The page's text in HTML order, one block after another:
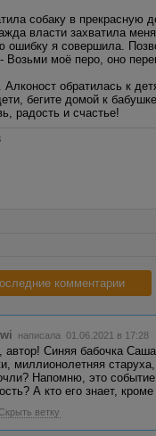
собаку в прекрасную
власти захватила
ошибку я совершила.
Возьми моё перо, оно
Алконост обратилась к
бегите домой к
радость и счастье!
комментарии
написала 01.06.2021 в 17:28
автор! Синяя бабочка
миллионолетняя
Напомню, это
А кто его знает,
Скрыть ветку